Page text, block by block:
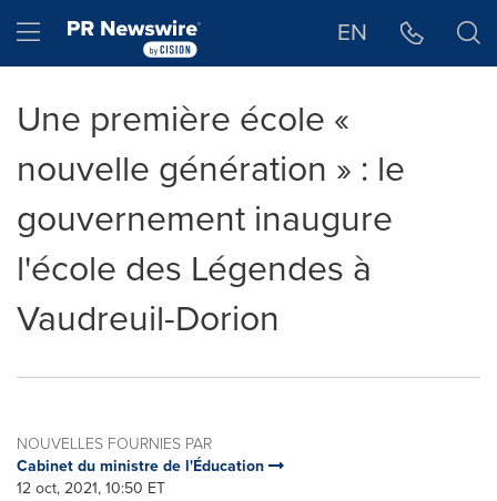
Hamburger menu EN
Une première école «
nouvelle génération » : le
gouvernement inaugure
l'école des Légendes à
Vaudreuil-Dorion
NOUVELLES FOURNIES PAR
Cabinet du ministre de l'Éducation
12 oct, 2021, 10:50 ET